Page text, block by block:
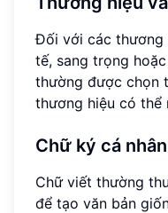
Đối với các thương
tế, sang trọng
thường được chọn
thương hiệu có thể
Chữ ký cá
Chữ viết thường
để tạo văn bản